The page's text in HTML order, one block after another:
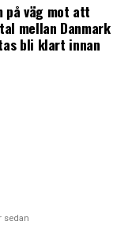
på väg mot att
mellan Danmark
bli klart innan
sedan